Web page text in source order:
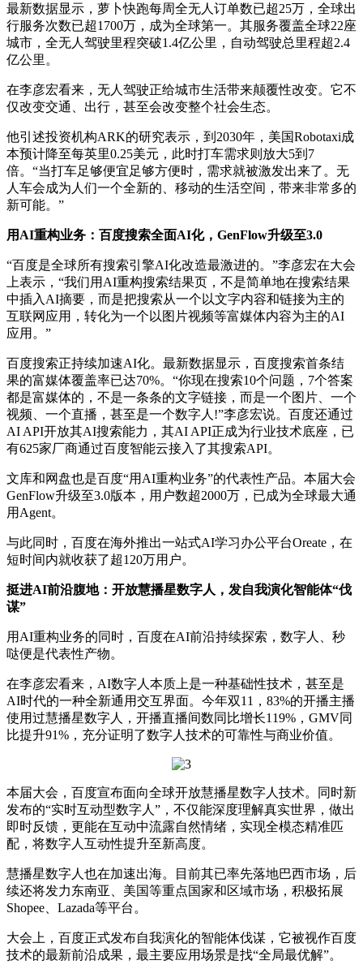
最新数据显示，萝卜快跑每周全无人订单数已超25万，全球出
行服务次数已超1700万，成为全球第一。其服务覆盖全球22座
城市，全无人驾驶里程突破1.4亿公里，自动驾驶总里程超2.4
亿公里。
在李彦宏看来，无人驾驶正给城市生活带来颠覆性改变。它不
仅改变交通、出行，甚至会改变整个社会生态。
他引述投资机构ARK的研究表示，到2030年，美国Robotaxi成
本预计降至每英里0.25美元，此时打车需求则放大5到7
倍。“当打车足够便宜足够方便时，需求就被激发出来了。无
人车会成为人们一个全新的、移动的生活空间，带来非常多的
新可能。”
用AI重构业务：百度搜索全面AI化，GenFlow升级至3.0
“百度是全球所有搜索引擎AI化改造最激进的。”李彦宏在大会
上表示，“我们用AI重构搜索结果页，不是简单地在搜索结果
中插入AI摘要，而是把搜索从一个以文字内容和链接为主的
互联网应用，转化为一个以图片视频等富媒体内容为主的AI
应用。”
百度搜索正持续加速AI化。最新数据显示，百度搜索首条结
果的富媒体覆盖率已达70%。“你现在搜索10个问题，7个答案
都是富媒体的，不是一条条的文字链接，而是一个图片、一个
视频、一个直播，甚至是一个数字人!”李彦宏说。百度还通过
AI API开放其AI搜索能力，其AI API正成为行业技术底座，已
有625家厂商通过百度智能云接入了其搜索API。
文库和网盘也是百度“用AI重构业务”的代表性产品。本届大会
GenFlow升级至3.0版本，用户数超2000万，已成为全球最大通
用Agent。
与此同时，百度在海外推出一站式AI学习办公平台Oreate，在
短时间内就收获了超120万用户。
挺进AI前沿腹地：开放慧播星数字人，发自我演化智能体“伐
谋”
用AI重构业务的同时，百度在AI前沿持续探索，数字人、秒
哒便是代表性产物。
在李彦宏看来，AI数字人本质上是一种基础性技术，甚至是
AI时代的一种全新通用交互界面。今年双11，83%的开播主播
使用过慧播星数字人，开播直播间数同比增长119%，GMV同
比提升91%，充分证明了数字人技术的可靠性与商业价值。
本届大会，百度宣布面向全球开放慧播星数字人技术。同时新
发布的“实时互动型数字人”，不仅能深度理解真实世界，做出
即时反馈，更能在互动中流露自然情绪，实现全模态精准匹
配，将数字人互动性提升至新高度。
慧播星数字人也在加速出海。目前其已率先落地巴西市场，后
续还将发力东南亚、美国等重点国家和区域市场，积极拓展
Shopee、Lazada等平台。
大会上，百度正式发布自我演化的智能体伐谋，它被视作百度
技术的最新前沿成果，最主要应用场景是找“全局最优解”。